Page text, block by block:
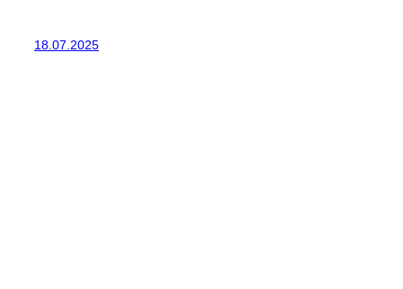
18.07.2025